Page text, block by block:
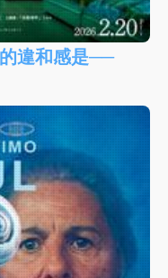
違和感是──